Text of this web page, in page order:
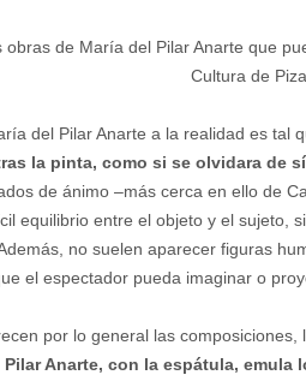
obras de María del Pilar Anarte que
Cultura de
del Pilar Anarte a la realidad es tal
la pinta, como si se olvidara de
de ánimo –más cerca en ello de
equilibrio entre el objeto y el sujeto,
no suelen aparecer figuras
el espectador pueda imaginar o
por lo general las
Pilar Anarte, con la espátula,